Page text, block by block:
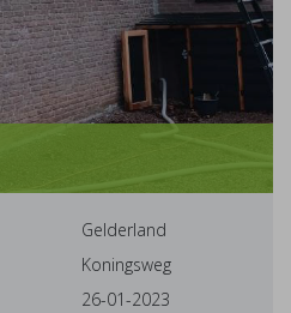
Gelderland
Koningsweg
26-01-2023